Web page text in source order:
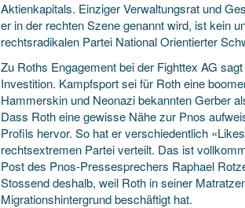
Aktienkapitals. Einziger Verwaltungsrat und
er in der rechten Szene genannt wird, ist kein
rechtsradikalen Partei National Orientierter
Zu Roths Engagement bei der Fighttex AG
Investition. Kampfsport sei für Roth eine
Hammerskin und Neonazi bekannten Gerber
Dass Roth eine gewisse Nähe zur Pnos
Profils hervor. So hat er verschiedentlich
rechtsextremen Partei verteilt. Das ist
Post des Pnos-Pressesprechers Raphael
Stossend deshalb, weil Roth in seiner
Migrationshintergrund beschäftigt hat.